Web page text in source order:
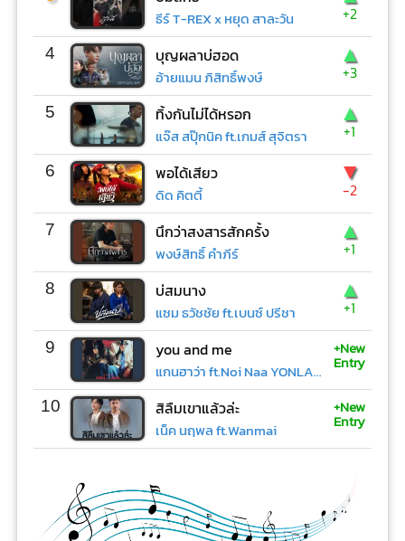
ธีร์ T-REX x หยุด สาละวัน +2
4 บุญผลาบ่ฮอด
อ้ายแมน ภิสิทธิ์พงษ์
▲
+3
5 ทิ้งกันไม่ได้หรอก
แจ๊ส สปุ๊กนิค ft.เกมส์ สุจิตรา
▲
+1
6 พอได้เสียว
ดิด คิตตี้
▼
-2
7 นึกว่าสงสารสักครั้ง
พงษ์สิทธิ์ คำภีร์
▲
+1
8 บ่สมนาง
แซม ธวัชชัย ft.เบนซ์ ปรีชา
▲
+1
9 you and me
แกนฮาว่า ft.Noi Naa YONLAPA
+New
Entry
10 สิลืมเขาแล้วล่ะ
เน็ค นฤพล ft.Wanmai
+New
Entry